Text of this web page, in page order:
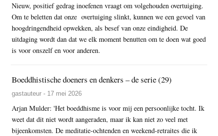
Nieuw, positief gedrag inoefenen vraagt om volgehouden overtuiging.
Om te beletten dat onze overtuiging slinkt, kunnen we een gevoel van
hoogdringendheid opwekken, als besef van onze eindigheid. De
uitdaging wordt dan dat we elk moment benutten om te doen wat goed
is voor onszelf en voor anderen.
Boeddhistische doeners en denkers – de serie (29)
gastauteur - 17 mei 2026
Arjan Mulder: 'Het boeddhisme is voor mij een persoonlijke tocht. Ik
weet dat dit niet wordt aangeraden, maar ik kan niet zo veel met
bijeenkomsten. De meditatie-ochtenden en weekend-retraites die ik